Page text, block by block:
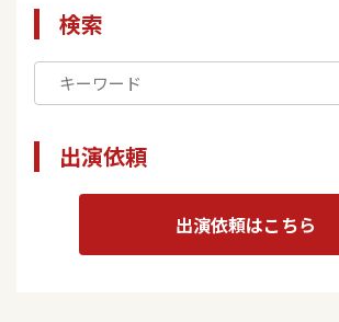
検索
出演依頼
出演依頼はこちら